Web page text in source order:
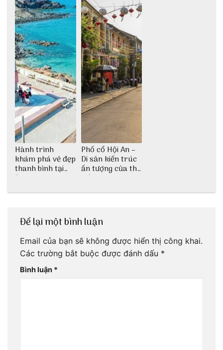
Hành trình
khám phá vẻ đẹp
thanh bình tại
Đảo Phú Quý
Phố cổ Hội An –
Di sản kiến trúc
ấn tượng của thế
giới
Để lại một bình luận
Email của bạn sẽ không được hiển thị công khai.
Các trường bắt buộc được đánh dấu *
Bình luận *